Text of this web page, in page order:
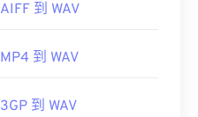
AIFF 到 WAV
MP4 到 WAV
3GP 到 WAV